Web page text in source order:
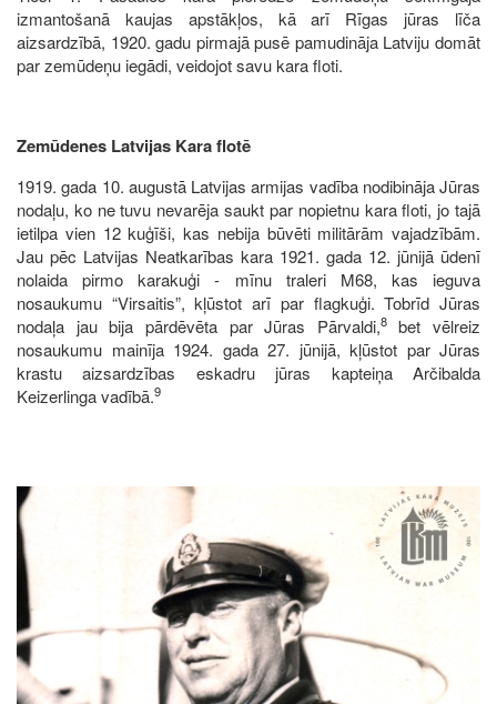
izmantošanā kaujas apstākļos, kā arī Rīgas jūras līča
aizsardzībā, 1920. gadu pirmajā pusē pamudināja Latviju domāt
par zemūdeņu iegādi, veidojot savu kara floti.
Zemūdenes Latvijas Kara flotē
1919. gada 10. augustā Latvijas armijas vadība nodibināja Jūras
nodaļu, ko ne tuvu nevarēja saukt par nopietnu kara floti, jo tajā
ietilpa vien 12 kuģīši, kas nebija būvēti militārām vajadzībām.
Jau pēc Latvijas Neatkarības kara 1921. gada 12. jūnijā ūdenī
nolaida pirmo karakuģi - mīnu traleri M68, kas ieguva
nosaukumu “Virsaitis”, kļūstot arī par flagkuģi. Tobrīd Jūras
nodaļa jau bija pārdēvēta par Jūras Pārvaldi,8bet vēlreiz
nosaukumu mainīja 1924. gada 27. jūnijā, kļūstot par Jūras
krastu aizsardzības eskadru jūras kapteiņa Arčibalda
Keizerlinga vadībā.9
Image